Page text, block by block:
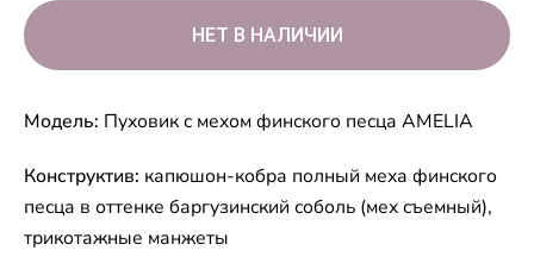
Модель: Пуховик с мехом финского песца AMELIA
Конструктив: капюшон-кобра полный меха финского
песца в оттенке баргузинский соболь (мех съемный),
трикотажные манжеты